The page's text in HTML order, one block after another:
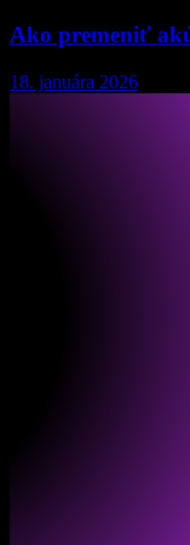
Ako premeniť
18. januára 2026